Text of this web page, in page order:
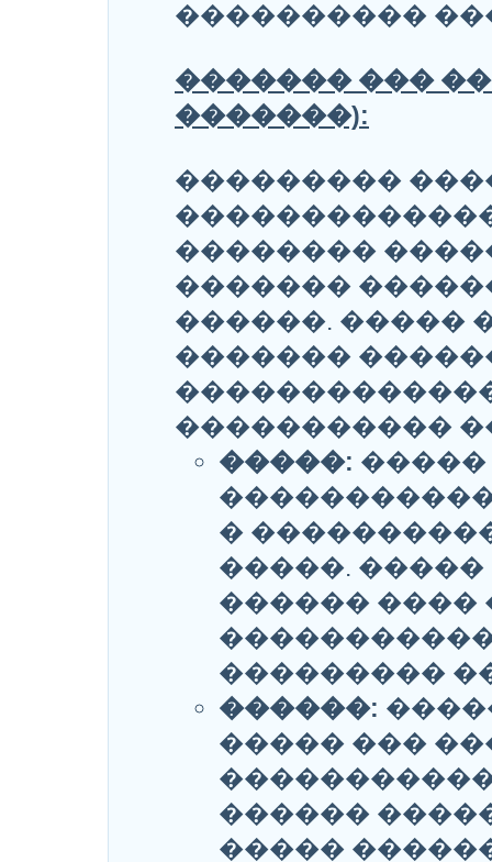
����������
������� ���
�������):
���������
��������
�������
������. �����
�������
�����������
�����: �����
�
�����.
������ ����
���������
������:
����� ���
������
�����